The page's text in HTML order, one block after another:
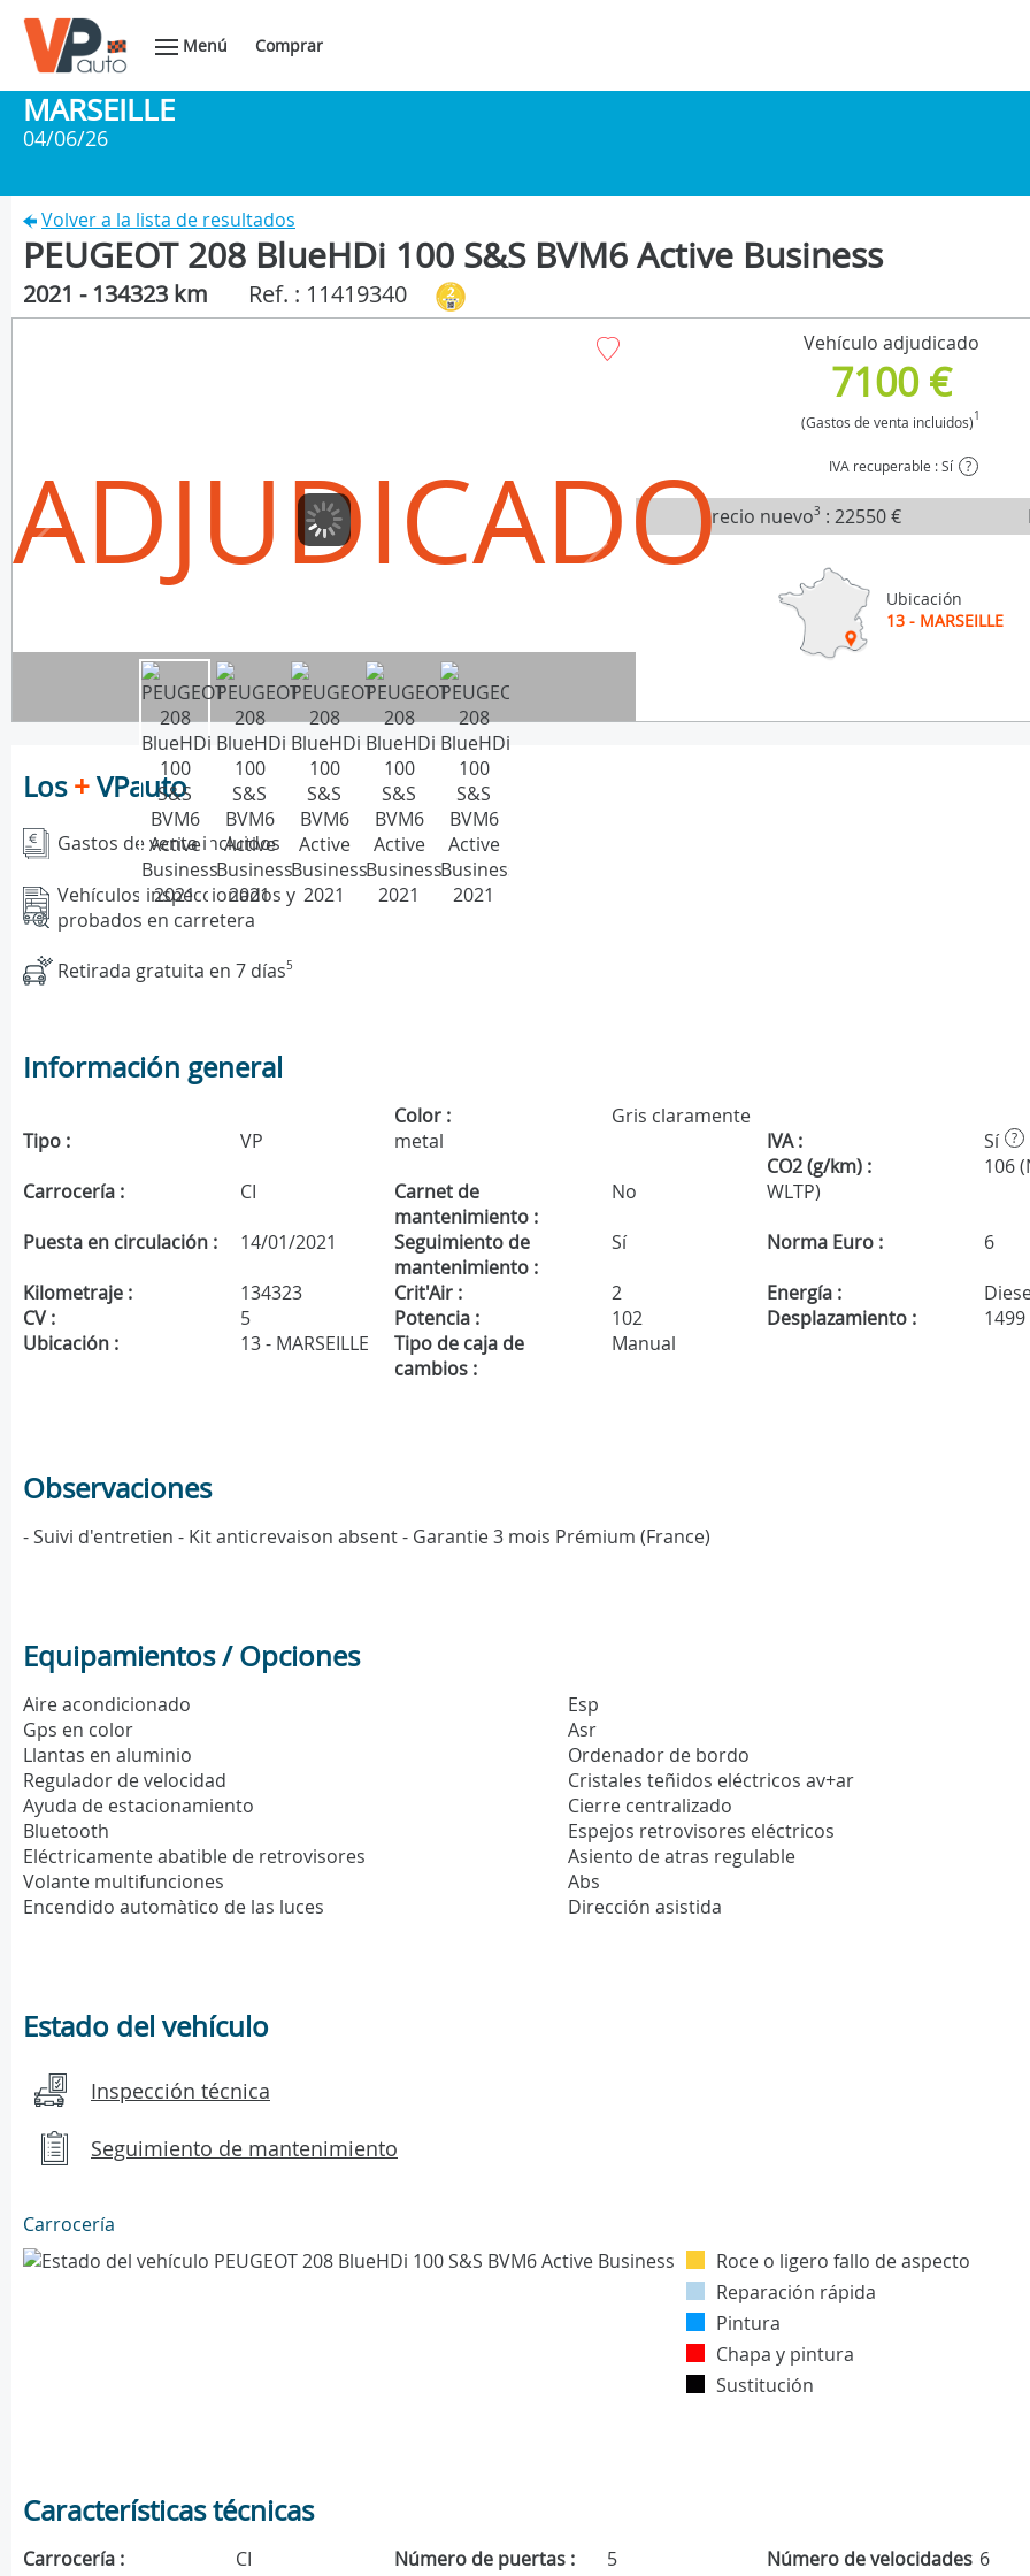
Menú Comprar
MARSEILLE
04/06/26
Volver a la lista de resultados
PEUGEOT 208 BlueHDi 100 S&S BVM6 Active Business
2021 - 134323 km Ref. : 11419340
ADJUDICADO
Vehículo adjudicado
7100 €
(Gastos de venta incluidos)1
IVA recuperable : Sí ?
Precio nuevo3 :22550 €
Ubicación
13 - MARSEILLE
Los+VPauto
Gastos de venta incluidos
Vehículos inspeccionados y
probados en carretera
Retirada gratuita en 7 días5
Información general
Tipo : VP
Color :
Gris claramente
metal
IVA : Sí ?
Carrocería : CI
Carnet de
mantenimiento :
No
CO2 (g/km) :
106
WLTP)
Puesta en circulación :
14/01/2021
Seguimiento de
mantenimiento :
Sí Norma Euro :
6
Kilometraje :
134323 Crit'Air : 2 Energía :
CV :
5 Potencia : 102 Desplazamiento :
1499
Ubicación :
13 - MARSEILLE
Tipo de caja de
cambios :
Manual
Observaciones
- Suivi d'entretien - Kit anticrevaison absent - Garantie 3 mois Prémium (France)
Equipamientos / Opciones
Aire acondicionado
Gps en color
Llantas en aluminio
Regulador de velocidad
Ayuda de estacionamiento
Bluetooth
Eléctricamente abatible de retrovisores
Volante multifunciones
Encendido automàtico de las luces
Esp
Asr
Ordenador de bordo
Cristales teñidos eléctricos av+ar
Cierre centralizado
Espejos retrovisores eléctricos
Asiento de atras regulable
Abs
Dirección asistida
Estado del vehículo
Inspección técnica
Seguimiento de mantenimiento
Carrocería
Roce o ligero fallo de aspecto
Reparación rápida
Pintura
Chapa y pintura
Sustitución
Características técnicas
Carrocería : CI Número de puertas : 5
Número de velocidades 6